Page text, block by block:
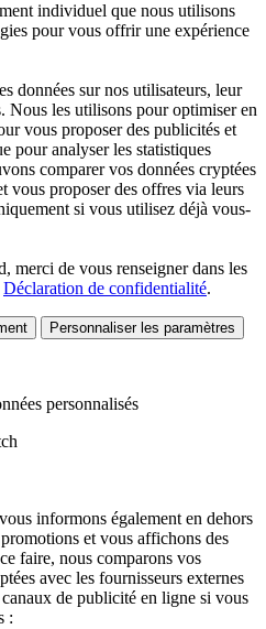
individuel que nous utilisons
pour vous offrir une expérience
données sur nos utilisateurs, leur
Nous les utilisons pour optimiser en
vous proposer des publicités et
pour analyser les statistiques
comparer vos données cryptées
vous proposer des offres via leurs
si vous utilisez déjà vous-
merci de vous renseigner dans les
Déclaration de confidentialité.
Personnaliser les paramètres
personnalisés
informons également en dehors
et vous affichons des
faire, nous comparons vos
avec les fournisseurs externes
de publicité en ligne si vous
: